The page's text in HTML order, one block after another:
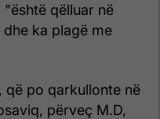
qëlluar në
ka plagë me
që po qarkullonte në
përveç M.D,